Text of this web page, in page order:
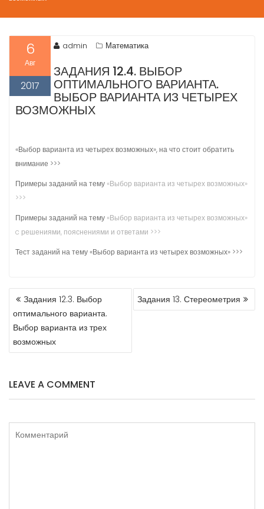
6
Авг
2017
admin Математика
ЗАДАНИЯ 12.4. ВЫБОР
ОПТИМАЛЬНОГО ВАРИАНТА.
ВЫБОР ВАРИАНТА ИЗ ЧЕТЫРЕХ
ВОЗМОЖНЫХ
«Выбор варианта из четырех возможных», на что стоит обратить
внимание >>>
Примеры заданий на тему «Выбор варианта из четырех возможных»
>>>
Примеры заданий на тему «Выбор варианта из четырех возможных»
c решениями, пояснениями и ответами >>>
Тест заданий на тему «Выбор варианта из четырех возможных» >>>
НАВИГАЦИЯ
ПО
ЗАПИСЯМ
Задания 12.3. Выбор
оптимального варианта.
Выбор варианта из трех
возможных
Задания 13. Стереометрия
LEAVE A COMMENT